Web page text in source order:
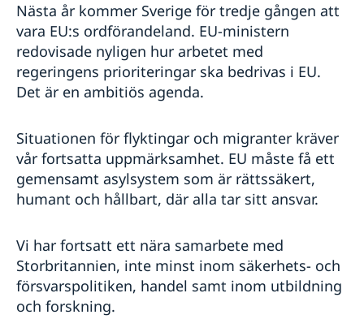
Nästa år kommer Sverige för tredje gången att
vara EU:s ordförandeland. EU-ministern
redovisade nyligen hur arbetet med
regeringens prioriteringar ska bedrivas i EU.
Det är en ambitiös agenda.
Situationen för flyktingar och migranter kräver
vår fortsatta uppmärksamhet. EU måste få ett
gemensamt asylsystem som är rättssäkert,
humant och hållbart, där alla tar sitt ansvar.
Vi har fortsatt ett nära samarbete med
Storbritannien, inte minst inom säkerhets- och
försvarspolitiken, handel samt inom utbildning
och forskning.